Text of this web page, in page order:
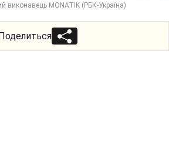
виконавець MONATIK (РБК-Україна)